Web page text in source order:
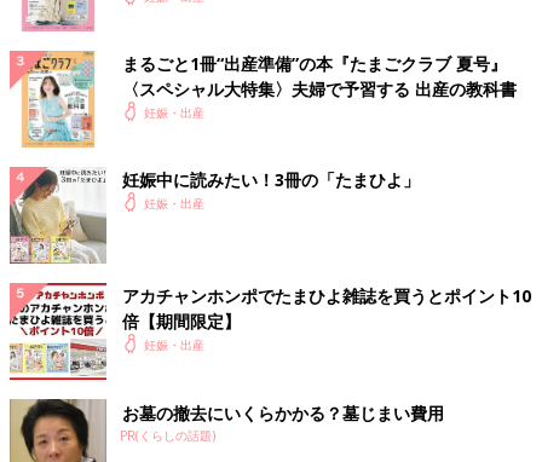
おおがきなこ「3
考えたほうがいいかな？』と不妊治療を始めました。夫が私より
ずっと年上なので、自分よりも夫の年齢を考えて。
なぜ子どもが欲しいと思ったのかがハッキリわかりません。母親
になりたいというよりは、ただただ焦ったんだと思います。病院
に通えば通うほど『またダメだった』の繰り返しでさらに焦りま
した。それで、1年ほどでつらくなって、不妊治療をやめてしま
いました」
コロナ禍で心が疲れてしまい、ひと月お休みを取ったお
おがさん
まるごと1冊“出産準備”の本『たまごクラブ 夏号』
〈スペシャル大特集〉夫婦で予習する 出産の教科書
妊娠・出産
妊娠中に読みたい！3冊の「たまひよ」
妊娠・出産
アカチャンホンポでたまひよ雑誌を買うとポイント10
倍【期間限定】
妊娠・出産
お墓の撤去にいくらかかる？墓じまい費用
PR(くらしの話題)